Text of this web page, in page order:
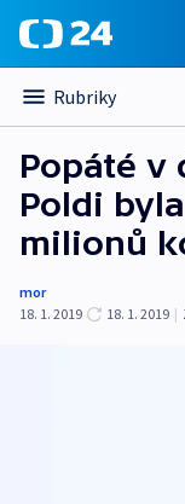
Rubriky
Popáté v
Poldi
milionů
mor
18. 1. 2019
18. 1. 2019 |